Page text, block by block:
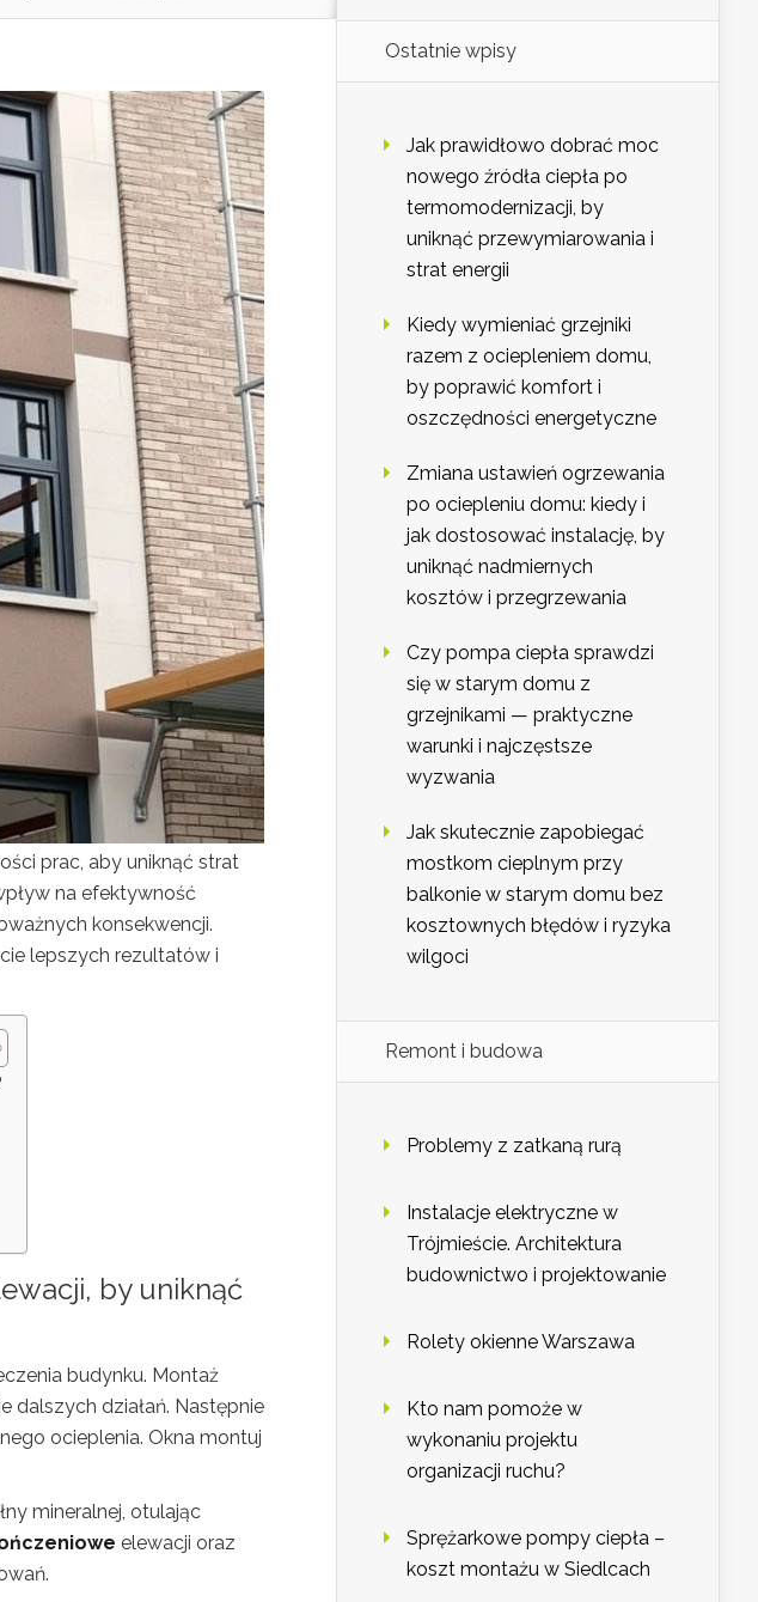
prac, aby uniknąć strat
na efektywność
konsekwencji.
lepszych rezultatów i
by uniknąć
budynku. Montaż
dalszych działań. Następnie
ocieplenia. Okna montuj
mineralnej, otulając
elewacji oraz
Ostatnie wpisy
Jak prawidłowo dobrać moc
nowego źródła ciepła po
termomodernizacji, by
uniknąć przewymiarowania i
strat energii
Kiedy wymieniać grzejniki
razem z ociepleniem domu,
by poprawić komfort i
oszczędności energetyczne
Zmiana ustawień ogrzewania
po ociepleniu domu: kiedy i
jak dostosować instalację, by
uniknąć nadmiernych
kosztów i przegrzewania
Czy pompa ciepła sprawdzi
się w starym domu z
grzejnikami — praktyczne
warunki i najczęstsze
wyzwania
Jak skutecznie zapobiegać
mostkom cieplnym przy
balkonie w starym domu bez
kosztownych błędów i ryzyka
wilgoci
Remont i budowa
Problemy z zatkaną rurą
Instalacje elektryczne w
Trójmieście. Architektura
budownictwo i projektowanie
Rolety okienne Warszawa
Kto nam pomoże w
wykonaniu projektu
organizacji ruchu?
Sprężarkowe pompy ciepła –
koszt montażu w Siedlcach